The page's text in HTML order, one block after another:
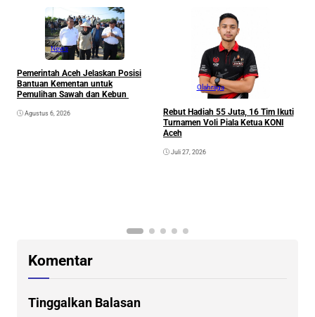
News
Pemerintah Aceh Jelaskan Posisi
Bantuan Kementan untuk
Pemulihan Sawah dan Kebun
Agustus 6, 2026
Olahraga
Rebut Hadiah 55 Juta, 16 Tim Ikuti
Turnamen Voli Piala Ketua KONI
Aceh
Juli 27, 2026
Komentar
Tinggalkan Balasan